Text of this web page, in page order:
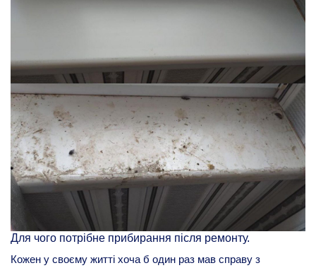
Для чого потрібне прибирання після ремонту.
Кожен у своєму житті хоча б один раз мав справу з